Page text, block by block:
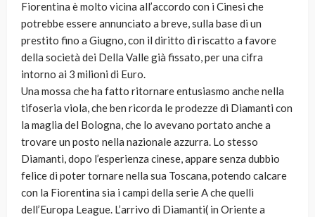
Fiorentina è molto vicina all’accordo con i Cinesi che
potrebbe essere annunciato a breve, sulla base di un
prestito fino a Giugno, con il diritto di riscatto a favore
della società dei Della Valle già fissato, per una cifra
intorno ai 3 milioni di Euro.
Una mossa che ha fatto ritornare entusiasmo anche nella
tifoseria viola, che ben ricorda le prodezze di Diamanti con
la maglia del Bologna, che lo avevano portato anche a
trovare un posto nella nazionale azzurra. Lo stesso
Diamanti, dopo l’esperienza cinese, appare senza dubbio
felice di poter tornare nella sua Toscana, potendo calcare
con la Fiorentina sia i campi della serie A che quelli
dell’Europa League. L’arrivo di Diamanti( in Oriente a